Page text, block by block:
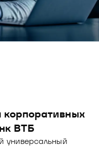
ВТБ
универсальный